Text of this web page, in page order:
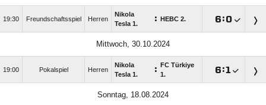
19:30 Freundschaftsspiel Herren
Nikola
Tesla 1.
: HEBC 2. :
Mittwoch, 30.10.2024
19:00 Pokalspiel Herren
Nikola
Tesla 1.
:
FC Türkiye
1.
:
Sonntag, 18.08.2024